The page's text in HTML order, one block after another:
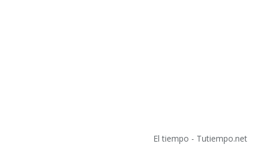
El tiempo - Tutiempo.net